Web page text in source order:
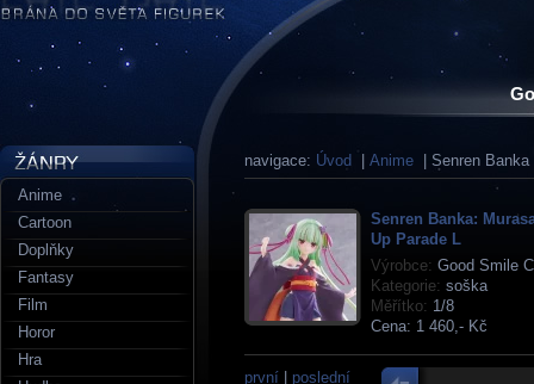
navigace: Úvod Anime | Senren Banka
Senren Banka:
Up Parade L
Výrobce: Good Smile
Kategorie: soška
Měřítko: 1/8
Cena: 1 460,- Kč
první poslední
Anime
Cartoon
Doplňky
Fantasy
Film
Horor
Hra